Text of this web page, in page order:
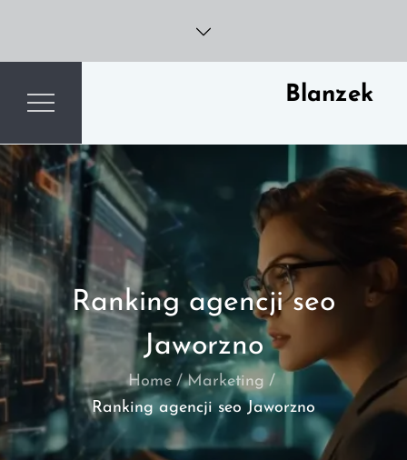
content
Blanzek
Ranking agencji seo
Jaworzno
Home
Marketing
Ranking agencji seo Jaworzno